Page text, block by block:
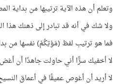
وتعلم أن هذه الآية ترتيبها من بداية
ولا شك في أنه قد تبادر إلى ذهنك هذا
فما هو ترتيب لفظ (مَوْتِكُمْ) نفسها من
لا أخفيك سرًّا أني حاولت جاهدًا أن
لا أريد أن أغوص عميقًا في أعماق